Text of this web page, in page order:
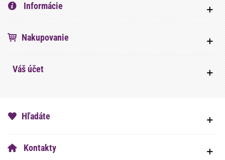
Informácie
Nakupovanie
Váš účet
Hľadáte
Kontakty